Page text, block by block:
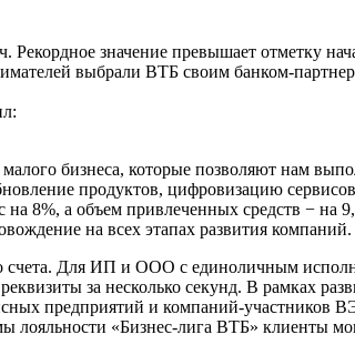
Рекордное значение превышает отметку
выбрали ВТБ своим банком-
бизнеса, которые позволяют нам
продуктов, цифровизацию
8%, а объем привлеченных средств −
на всех этапах развития компаний.
счета. Для ИП и ООО с единоличным
за несколько секунд. В рамках
предприятий и компаний-участников
«Бизнес-лига ВТБ» клиенты